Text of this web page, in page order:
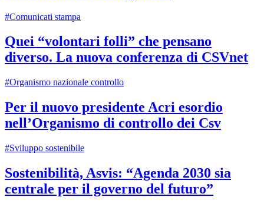
#Comunicati stampa
Quei “volontari folli” che pensano
diverso. La nuova conferenza di CSVnet
#Organismo nazionale controllo
Per il nuovo presidente Acri esordio
nell’Organismo di controllo dei Csv
#Sviluppo sostenibile
Sostenibilità, Asvis: “Agenda 2030 sia
centrale per il governo del futuro”